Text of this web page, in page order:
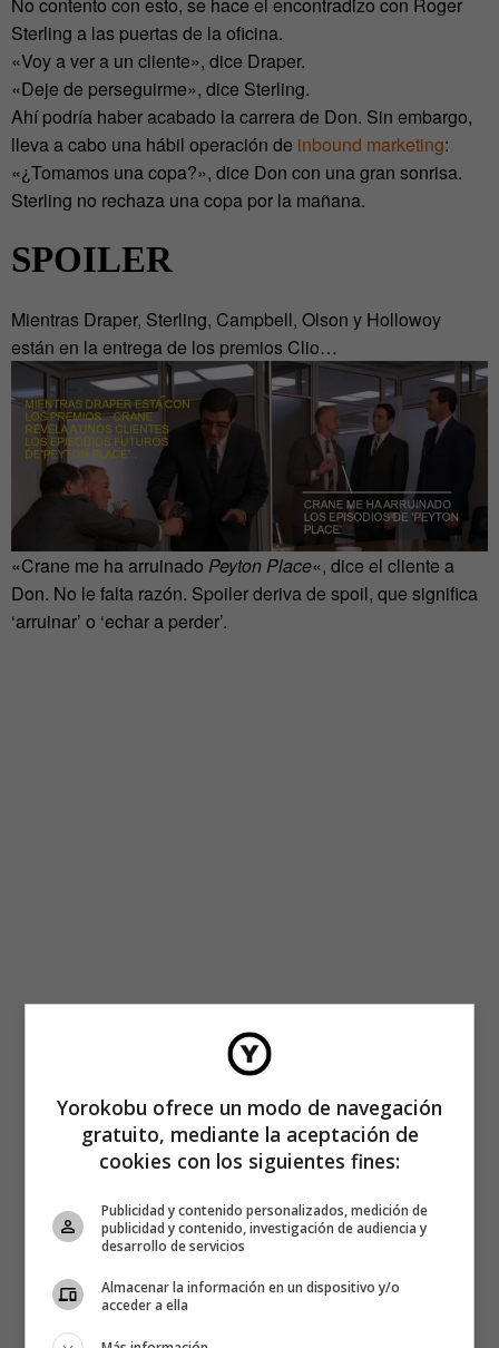
Sterling a las puertas de la oficina.
«Voy a ver a un cliente», dice Draper.
«Deje de perseguirme», dice Sterling.
Ahí podría haber acabado la carrera de Don. Sin embargo,
lleva a cabo una hábil operación de inbound marketing:
«¿Tomamos una copa?», dice Don con una gran sonrisa.
Sterling no rechaza una copa por la mañana.
SPOILER
Mientras Draper, Sterling, Campbell, Olson y Hollowoy
están en la entrega de los premios Clio…
«Crane me ha arruinado Peyton Place«, dice el cliente a
Don. No le falta razón. Spoiler deriva de spoil, que significa
‘arruinar’ o ‘echar a perder’.
Yorokobu ofrece un modo de navegación
gratuito, mediante la aceptación de
cookies con los siguientes fines:
Publicidad y contenido personalizados, medición de
publicidad y contenido, investigación de audiencia y
desarrollo de servicios
Almacenar la información en un dispositivo y/o
acceder a ella